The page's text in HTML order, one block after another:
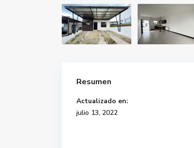
Resumen
Actualizado en:
julio 13, 2022